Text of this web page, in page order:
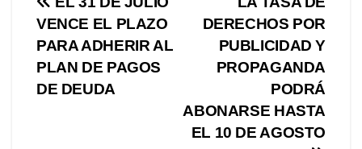
Navegación
de
entradas
DERECHOS POR
PUBLICIDAD Y
PROPAGANDA
PODRÁ
ABONARSE HASTA
EL 10 DE AGOSTO
VENCE EL PLAZO
PARA ADHERIR AL
PLAN DE PAGOS
DE DEUDA